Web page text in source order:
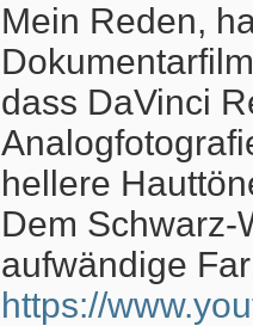
Mein Reden,
dass DaVinci
hellere
Dem Schwarz-
aufwändige
https://